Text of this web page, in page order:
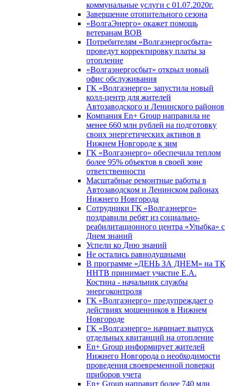
коммунальные услуги с 01.07.2020г.
Завершение отопительного сезона
«ВолгаЭнерго» окажет помощь
ветеранам ВОВ
Потребителям «Волгаэнергосбыта»
проведут корректировку платы за
отопление
«Волгаэнергосбыт» открыл новый
офис обслуживания
ГК «Волгаэнерго» запустила новый
колл-центр для жителей
Автозаводского и Ленинского районов
Компания En+ Group направила не
менее 660 млн рублей на подготовку
своих энергетических активов в
Нижнем Новгороде к зим
ГК «Волгаэнерго» обеспечила теплом
более 95% объектов в своей зоне
ответственности
Масштабные ремонтные работы в
Автозаводском и Ленинском районах
Нижнего Новгорода
Сотрудники ГК «Волгаэнерго»
поздравили ребят из социально-
реабилитационного центра «Улыбка» с
Днем знаний
Успели ко Дню знаний
Не остались равнодушными
В программе «ДЕНЬ ЗА ДНЕМ» на ТК
ННТВ принимает участие Е.А.
Костина - начальник службы
энергоконтроля
ГК «Волгаэнерго» предупреждает о
действиях мошенников в Нижнем
Новгороде
ГК «Волгаэнерго» начинает выпуск
отдельных квитанций на отопление
En+ Group информирует жителей
Нижнего Новгорода о необходимости
проведения своевременной поверки
приборов учета
En+ Group направит более 740 млн